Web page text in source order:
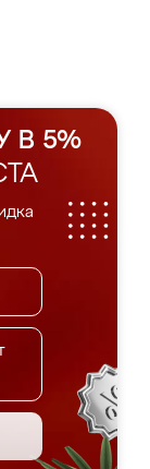
В 5%